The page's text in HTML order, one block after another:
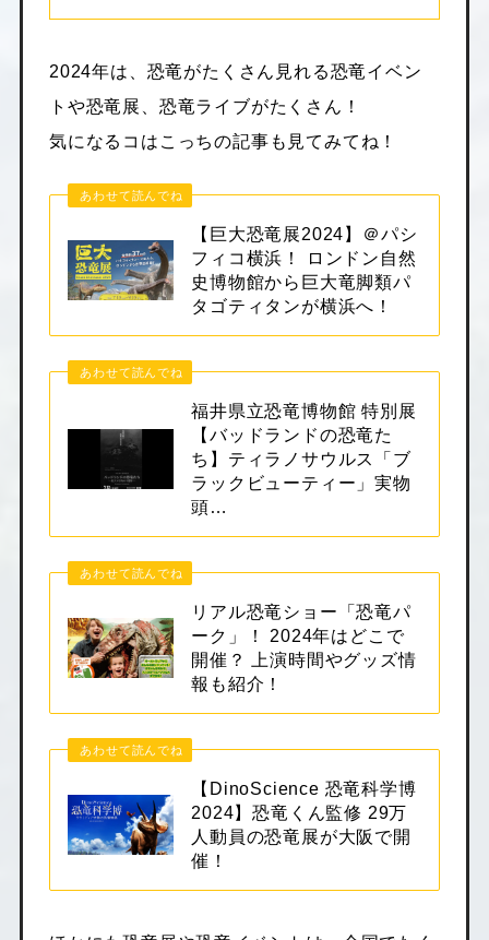
2024年は、恐竜がたくさん見れる恐竜イベン
トや恐竜展、恐竜ライブがたくさん！
気になるコはこっちの記事も見てみてね！
あわせて読んでね
【巨大恐竜展2024】＠パシ
フィコ横浜！ ロンドン自然
史博物館から巨大竜脚類パ
タゴティタンが横浜へ！
あわせて読んでね
福井県立恐竜博物館 特別展
【バッドランドの恐竜た
ち】ティラノサウルス「ブ
ラックビューティー」実物
頭…
あわせて読んでね
リアル恐竜ショー「恐竜パ
ーク」！ 2024年はどこで
開催？ 上演時間やグッズ情
報も紹介！
あわせて読んでね
【DinoScience 恐竜科学博
2024】恐竜くん監修 29万
人動員の恐竜展が大阪で開
催！